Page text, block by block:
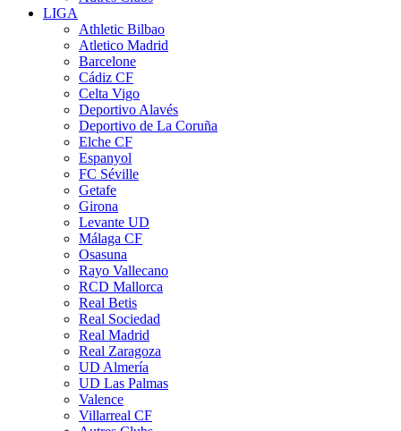
LIGA
Athletic Bilbao
Atletico Madrid
Barcelone
Cádiz CF
Celta Vigo
Deportivo Alavés
Deportivo de La Coruña
Elche CF
Espanyol
FC Séville
Getafe
Girona
Levante UD
Málaga CF
Osasuna
Rayo Vallecano
RCD Mallorca
Real Betis
Real Sociedad
Real Madrid
Real Zaragoza
UD Almería
UD Las Palmas
Valence
Villarreal CF